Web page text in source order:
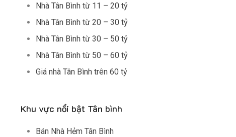
Nhà Tân Bình từ 11 – 20 tỷ
Nhà Tân Bình từ 20 – 30 tỷ
Nhà Tân Bình từ 30 – 50 tỷ
Nhà Tân Bình từ 50 – 60 tỷ
Giá nhà Tân Bình trên 60 tỷ
Khu vực nổi bật Tân bình
Bán Nhà Hẻm Tân Bình